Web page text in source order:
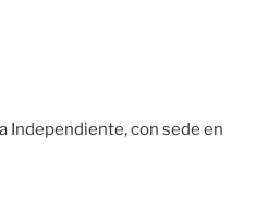
Independiente, con sede en